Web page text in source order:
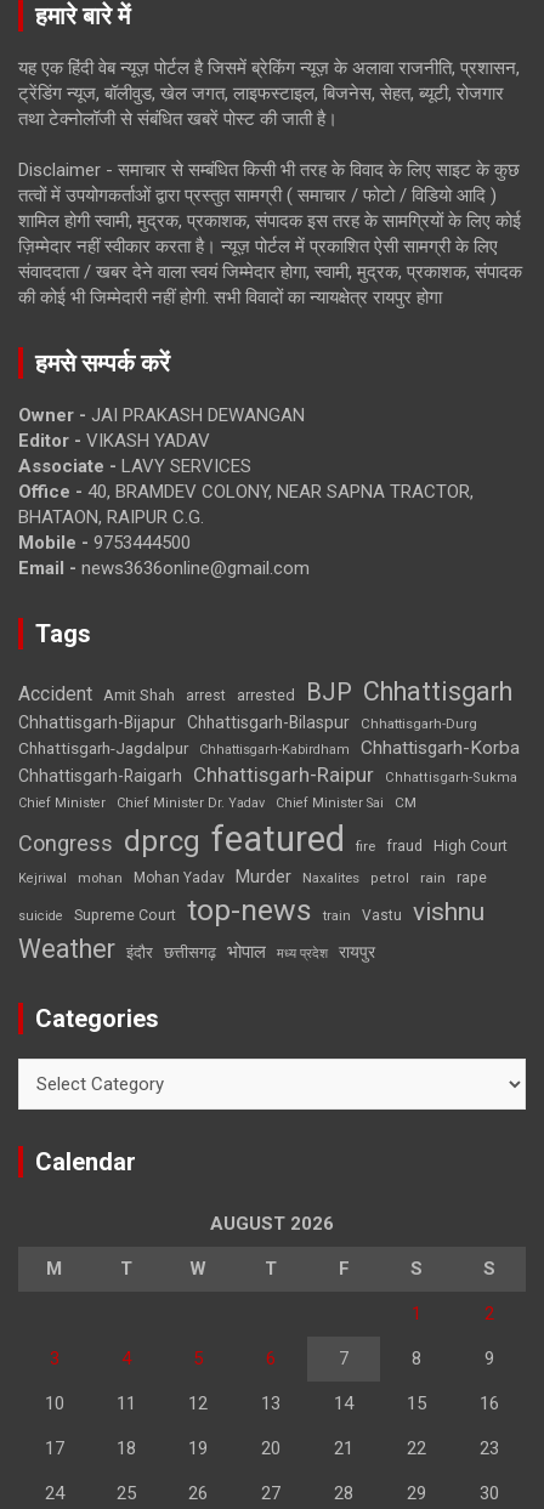
हमारे बारे में
यह एक हिंदी वेब न्यूज़ पोर्टल है जिसमें ब्रेकिंग न्यूज़ के अलावा राजनीति, प्रशासन,
ट्रेंडिंग न्यूज, बॉलीवुड, खेल जगत, लाइफस्टाइल, बिजनेस, सेहत, ब्यूटी, रोजगार
तथा टेक्नोलॉजी से संबंधित खबरें पोस्ट की जाती है।
Disclaimer - समाचार से सम्बंधित किसी भी तरह के विवाद के लिए साइट के कुछ
तत्वों में उपयोगकर्ताओं द्वारा प्रस्तुत सामग्री ( समाचार / फोटो / विडियो आदि )
शामिल होगी स्वामी, मुद्रक, प्रकाशक, संपादक इस तरह के सामग्रियों के लिए कोई
ज़िम्मेदार नहीं स्वीकार करता है। न्यूज़ पोर्टल में प्रकाशित ऐसी सामग्री के लिए
संवाददाता / खबर देने वाला स्वयं जिम्मेदार होगा, स्वामी, मुद्रक, प्रकाशक, संपादक
की कोई भी जिम्मेदारी नहीं होगी. सभी विवादों का न्यायक्षेत्र रायपुर होगा
हमसे सम्पर्क करें
Owner - JAI PRAKASH DEWANGAN
Editor - VIKASH YADAV
Associate - LAVY SERVICES
Office - 40, BRAMDEV COLONY, NEAR SAPNA TRACTOR,
BHATAON, RAIPUR C.G.
Mobile - 9753444500
Email - news3636online@gmail.com
Tags
Accident Amit Shah arrest arrested BJP Chhattisgarh
Chhattisgarh-Bijapur Chhattisgarh-Bilaspur Chhattisgarh-Durg
Chhattisgarh-Jagdalpur Chhattisgarh-Kabirdham Chhattisgarh-Korba
Chhattisgarh-Raigarh Chhattisgarh-Raipur
Chhattisgarh-Sukma
Chief Minister
Chief Minister Dr. Yadav Chief Minister Sai CM
Congress dprcg featured fire fraud High Court
Kejriwal mohan Mohan Yadav Murder Naxalites petrol rain rape
suicide Supreme Court top-news train Vastu vishnu
Weather इंदौर छत्तीसगढ़ भोपाल मध्य प्रदेश रायपुर
Categories
Calendar
AUGUST 2026
M T W T F S S
1 2
3 4 5 6 7 8 9
10 11 12 13 14 15 16
17 18 19 20 21 22 23
24 25 26 27 28 29 30